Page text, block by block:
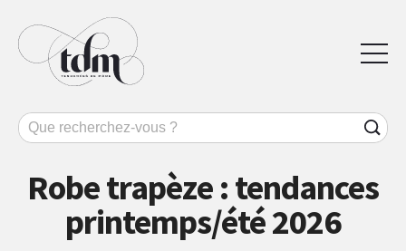
Robe trapèze : tendances
printemps/été 2026